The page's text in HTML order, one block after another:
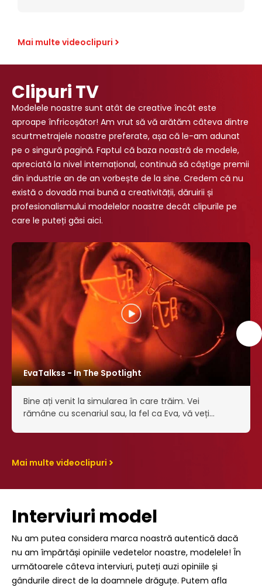
Mai multe videoclipuri
Clipuri TV
Modelele noastre sunt atât de creative încât este
aproape înfricoșător! Am vrut să vă arătăm câteva dintre
scurtmetrajele noastre preferate, așa că le-am adunat
pe o singură pagină. Faptul că baza noastră de modele,
apreciată la nivel internațional, continuă să câștige premii
din industrie an de an vorbește de la sine. Credem că nu
există o dovadă mai bună a creativității, dăruirii și
profesionalismului modelelor noastre decât clipurile pe
care le puteți găsi aici.
EvaTalkss - In The Spotlight
Bine ați venit la simularea în care trăim. Vei
rămâne cu scenariul sau, la fel ca Eva, vă veți
Mai multe videoclipuri
Interviuri model
Nu am putea considera marca noastră autentică dacă
nu am împărtăși opiniile vedetelor noastre, modelele! În
următoarele câteva interviuri, puteți auzi opiniile și
gândurile direct de la doamnele drăguțe. Putem afla